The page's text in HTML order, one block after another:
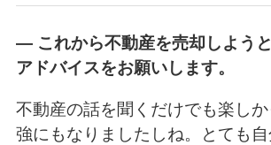
― これから不動産を売却しよう
アドバイスをお願いします。
不動産の話を聞くだけでも楽し
強にもなりましたしね。とても